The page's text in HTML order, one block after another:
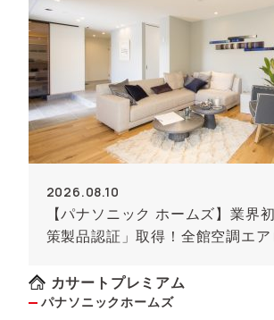
2026.08.10
【パナソニック ホームズ】業界
策製品認証」取得！全館空調エア
カサートプレミアム
パナソニックホームズ